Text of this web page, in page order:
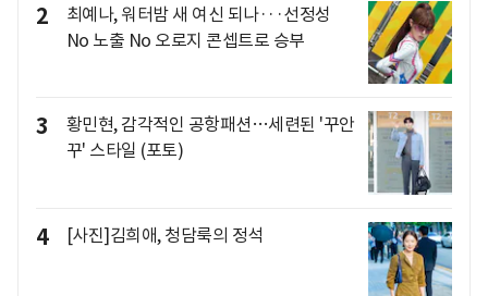
2
최예나, 워터밤 새 여신 되나···선정성
No 노출 No 오로지 콘셉트로 승부
3
황민현, 감각적인 공항패션…세련된 '꾸안
꾸' 스타일 (포토)
4 [사진]김희애, 청담룩의 정석